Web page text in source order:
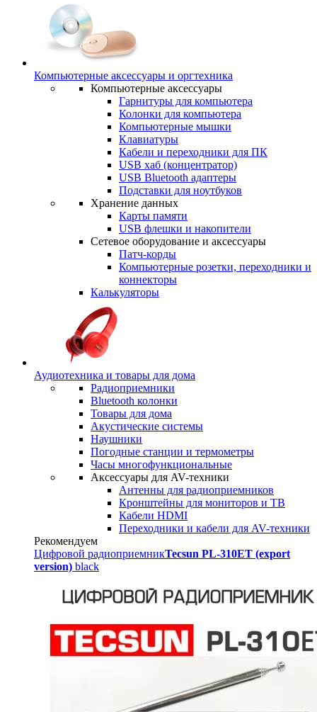
Компьютерные аксессуары и оргтехника
Компьютерные аксессуары
Гарнитуры для компьютера
Колонки для компьютера
Компьютерные мышки
Клавиатуры
Кабели и переходники для ПК
USB хаб (концентратор)
USB Bluetooth адаптеры
Подставки для ноутбуков
Хранение данных
Карты памяти
USB флешки и накопители
Сетевое оборудование и аксессуары
Патч-корды
Компьютерные розетки, переходники и
коннекторы
Калькуляторы
Аудиотехника и товары для дома
Радиоприемники
Bluetooth колонки
Товары для дома
Акустические системы
Наушники
Погодные станции и термометры
Часы многофункциональные
Аксессуары для AV-техники
Антенны для радиоприемников
Кронштейны для мониторов и ТВ
Кабели HDMI
Переходники и кабели для AV-техники
Рекомендуем
Цифровой радиоприемникTecsun PL-310ET (export
version) black